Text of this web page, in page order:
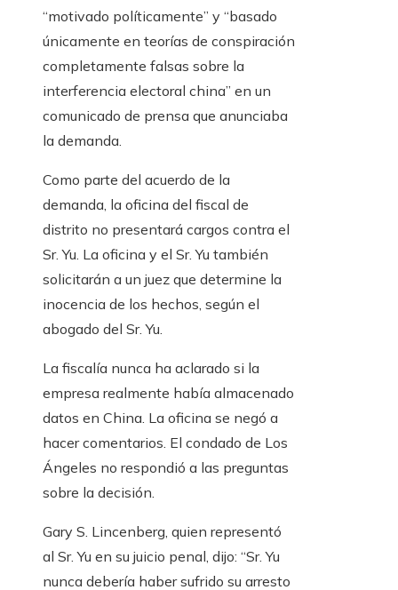
“motivado políticamente” y “basado
únicamente en teorías de conspiración
completamente falsas sobre la
interferencia electoral china” en un
comunicado de prensa que anunciaba
la demanda.
Como parte del acuerdo de la
demanda, la oficina del fiscal de
distrito no presentará cargos contra el
Sr. Yu. La oficina y el Sr. Yu también
solicitarán a un juez que determine la
inocencia de los hechos, según el
abogado del Sr. Yu.
La fiscalía nunca ha aclarado si la
empresa realmente había almacenado
datos en China. La oficina se negó a
hacer comentarios. El condado de Los
Ángeles no respondió a las preguntas
sobre la decisión.
Gary S. Lincenberg, quien representó
al Sr. Yu en su juicio penal, dijo: “Sr. Yu
nunca debería haber sufrido su arresto